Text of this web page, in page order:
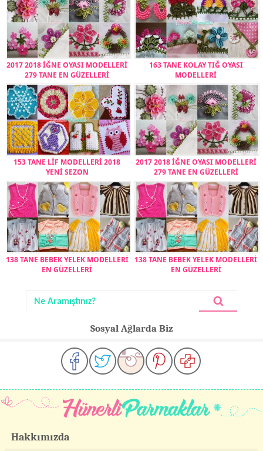
2017 2018 İĞNE OYASI MODELLERİ
279 TANE EN GÜZELLERİ
163 TANE KOLAY TIĞ OYASI
MODELLERİ
153 TANE LİF MODELLERİ 2018
YENİ SEZON
2017 2018 İĞNE OYASI MODELLERİ
279 TANE EN GÜZELLERİ
138 TANE BEBEK YELEK MODELLERİ
EN GÜZELLERİ
138 TANE BEBEK YELEK MODELLERİ
EN GÜZELLERİ
Sosyal Ağlarda Biz
Hakkımızda